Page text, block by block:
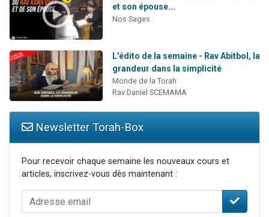
et son épouse...
Nos Sages
L'édito de la semaine - Rav Abitbol, la
grandeur dans la simplicité
Monde de la Torah
Rav Daniel SCEMAMA
Newsletter Torah-Box
Pour recevoir chaque semaine les nouveaux cours et
articles, inscrivez-vous dès maintenant :